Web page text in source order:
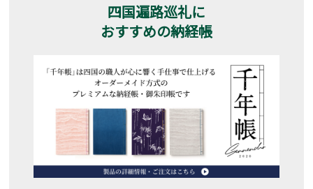
四国遍路巡礼に
おすすめの納経帳